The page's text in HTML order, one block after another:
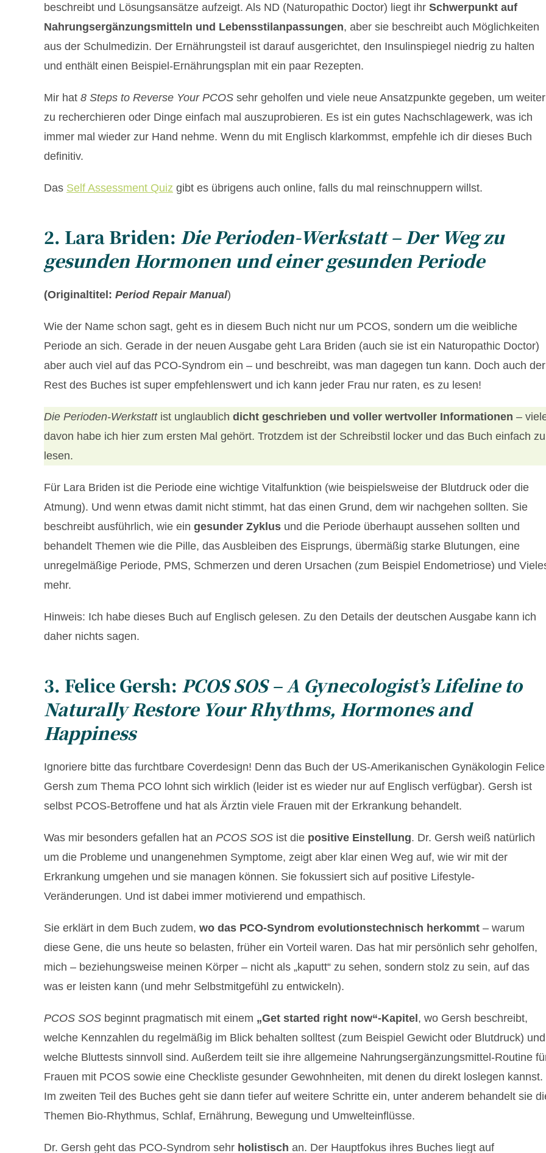
beschreibt und Lösungsansätze aufzeigt. Als ND (Naturopathic Doctor) liegt ihr Schwerpunkt auf
Nahrungsergänzungsmitteln und Lebensstilanpassungen, aber sie beschreibt auch Möglichkeiten
aus der Schulmedizin. Der Ernährungsteil ist darauf ausgerichtet, den Insulinspiegel niedrig zu halten
und enthält einen Beispiel-Ernährungsplan mit ein paar Rezepten.
Mir hat 8 Steps to Reverse Your PCOS sehr geholfen und viele neue Ansatzpunkte gegeben, um weiter
zu recherchieren oder Dinge einfach mal auszuprobieren. Es ist ein gutes Nachschlagewerk, was ich
immer mal wieder zur Hand nehme. Wenn du mit Englisch klarkommst, empfehle ich dir dieses Buch
definitiv.
Das Self Assessment Quiz gibt es übrigens auch online, falls du mal reinschnuppern willst.
2. Lara Briden: Die Perioden-Werkstatt – Der Weg zu
gesunden Hormonen und einer gesunden Periode
(Originaltitel: Period Repair Manual)
Wie der Name schon sagt, geht es in diesem Buch nicht nur um PCOS, sondern um die weibliche
Periode an sich. Gerade in der neuen Ausgabe geht Lara Briden (auch sie ist ein Naturopathic Doctor)
aber auch viel auf das PCO-Syndrom ein – und beschreibt, was man dagegen tun kann. Doch auch der
Rest des Buches ist super empfehlenswert und ich kann jeder Frau nur raten, es zu lesen!
Die Perioden-Werkstattist unglaublich dicht geschrieben und voller wertvoller Informationen –
davon habe ich hier zum ersten Mal gehört. Trotzdem ist der Schreibstil locker und das Buch einfach zu
lesen.
Für Lara Briden ist die Periode eine wichtige Vitalfunktion (wie beispielsweise der Blutdruck oder die
Atmung). Und wenn etwas damit nicht stimmt, hat das einen Grund, dem wir nachgehen sollten. Sie
beschreibt ausführlich, wie ein gesunder Zyklus und die Periode überhaupt aussehen sollten und
behandelt Themen wie die Pille, das Ausbleiben des Eisprungs, übermäßig starke Blutungen, eine
unregelmäßige Periode, PMS, Schmerzen und deren Ursachen (zum Beispiel Endometriose) und
mehr.
Hinweis: Ich habe dieses Buch auf Englisch gelesen. Zu den Details der deutschen Ausgabe kann ich
daher nichts sagen.
3. Felice Gersh: PCOS SOS – A Gynecologist’s Lifeline to
Naturally Restore Your Rhythms, Hormones and
Happiness
Ignoriere bitte das furchtbare Coverdesign! Denn das Buch der US-Amerikanischen Gynäkologin Felice
Gersh zum Thema PCO lohnt sich wirklich (leider ist es wieder nur auf Englisch verfügbar). Gersh ist
selbst PCOS-Betroffene und hat als Ärztin viele Frauen mit der Erkrankung behandelt.
Was mir besonders gefallen hat an PCOS SOS ist die positive Einstellung. Dr. Gersh weiß natürlich
um die Probleme und unangenehmen Symptome, zeigt aber klar einen Weg auf, wie wir mit der
Erkrankung umgehen und sie managen können. Sie fokussiert sich auf positive Lifestyle-
Veränderungen. Und ist dabei immer motivierend und empathisch.
Sie erklärt in dem Buch zudem, wo das PCO-Syndrom evolutionstechnisch herkommt – warum
diese Gene, die uns heute so belasten, früher ein Vorteil waren. Das hat mir persönlich sehr geholfen,
mich – beziehungsweise meinen Körper – nicht als „kaputt“ zu sehen, sondern stolz zu sein, auf das
was er leisten kann (und mehr Selbstmitgefühl zu entwickeln).
PCOS SOS beginnt pragmatisch mit einem „Get started right now“-Kapitel, wo Gersh beschreibt,
welche Kennzahlen du regelmäßig im Blick behalten solltest (zum Beispiel Gewicht oder Blutdruck) und
welche Bluttests sinnvoll sind. Außerdem teilt sie ihre allgemeine Nahrungsergänzungsmittel-Routine
Frauen mit PCOS sowie eine Checkliste gesunder Gewohnheiten, mit denen du direkt loslegen kannst.
Im zweiten Teil des Buches geht sie dann tiefer auf weitere Schritte ein, unter anderem behandelt sie
Themen Bio-Rhythmus, Schlaf, Ernährung, Bewegung und Umwelteinflüsse.
Dr. Gersh geht das PCO-Syndrom sehr holistisch an. Der Hauptfokus ihres Buches liegt auf